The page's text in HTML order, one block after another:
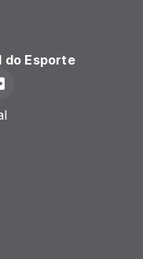
do Esporte